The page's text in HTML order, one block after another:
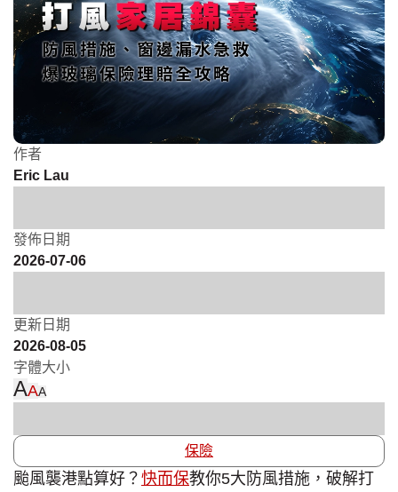
作者
Eric Lau
發佈日期
2026-07-06
更新日期
2026-08-05
字體大小
AAA
保險
颱風襲港點算好？ 快而保教你5大防風措施，破解打